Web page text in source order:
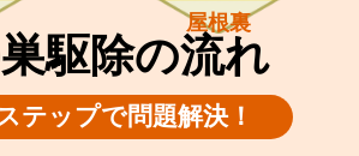
屋根裏
駆除の流れ
テップで問題解決！